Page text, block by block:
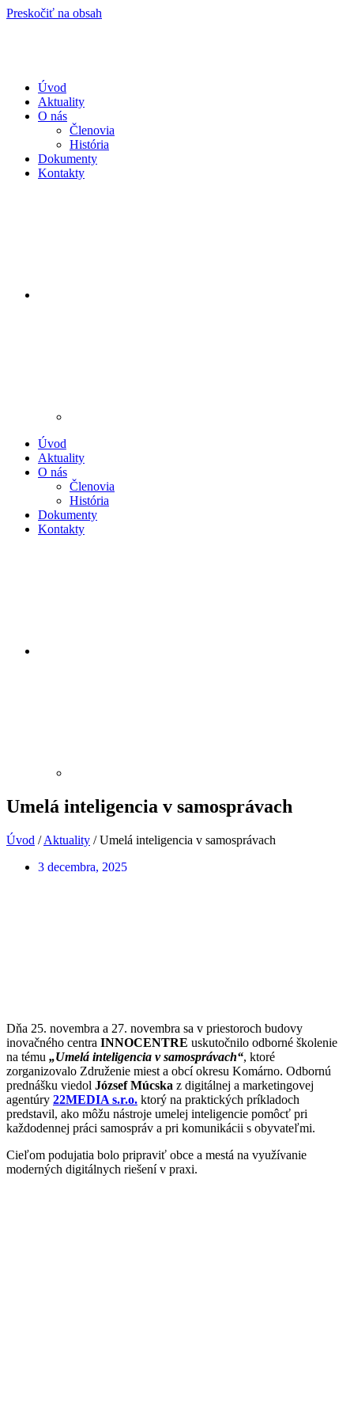
Preskočiť na obsah
Úvod
Aktuality
O nás
Členovia
História
Dokumenty
Kontakty
Úvod
Aktuality
O nás
Členovia
História
Dokumenty
Kontakty
Umelá inteligencia v samosprávach
Úvod /Aktuality /Umelá inteligencia v samosprávach
3 decembra, 2025
Dňa 25. novembra a 27. novembra sa v priestoroch budovy
inovačného centra INNOCENTRE uskutočnilo odborné školenie
na tému „Umelá inteligencia v samosprávach“, ktoré
zorganizovalo Združenie miest a obcí okresu Komárno. Odbornú
prednášku viedol József Múcska z digitálnej a marketingovej
agentúry 22MEDIA s.r.o. ktorý na praktických príkladoch
predstavil, ako môžu nástroje umelej inteligencie pomôcť pri
každodennej práci samospráv a pri komunikácii s obyvateľmi.
Cieľom podujatia bolo pripraviť obce a mestá na využívanie
moderných digitálnych riešení v praxi.